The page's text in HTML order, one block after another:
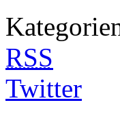
RSS
Twitter